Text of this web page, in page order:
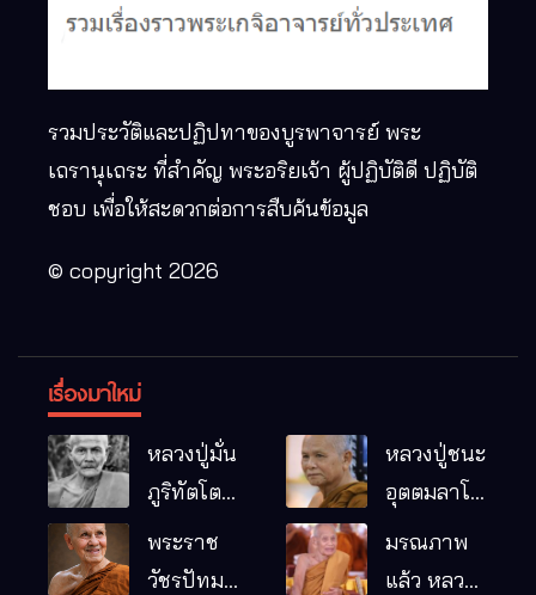
รวมประวัติและปฏิปทาของบูรพาจารย์ พระ
เถรานุเถระ ที่สำคัญ พระอริยเจ้า ผู้ปฏิบัติดี ปฏิบัติ
ชอบ เพื่อให้สะดวกต่อการสืบค้นข้อมูล
© copyright 2026
เรื่องมาใหม่
หลวงปู่มั่น
ภูริทัตโต
พระอริยเจ้า
ผู้เป็นบิดา
หลวงปู่ชนะ
อุตตมลาโภ
หมากอื๋อ
พระราช
วัชรปัทม
มรณภาพ
แล้ว หลวง